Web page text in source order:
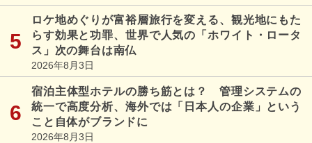
ロケ地めぐりが富裕層旅行を変える、観光地にもた
らす効果と功罪、世界で人気の「ホワイト・ロータ
ス」次の舞台は南仏
2026年8月3日
宿泊主体型ホテルの勝ち筋とは？ 管理システムの
統一で高度分析、海外では「日本人の企業」という
こと自体がブランドに
2026年8月3日